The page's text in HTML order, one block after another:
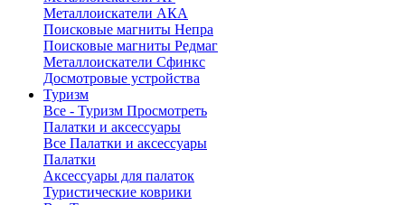
Металлоискатели АКА
Поисковые магниты Непра
Поисковые магниты Редмаг
Металлоискатели Сфинкс
Досмотровые устройства
Туризм
Все - Туризм Просмотреть
Палатки и аксессуары
Все Палатки и аксессуары
Палатки
Аксессуары для палаток
Туристические коврики